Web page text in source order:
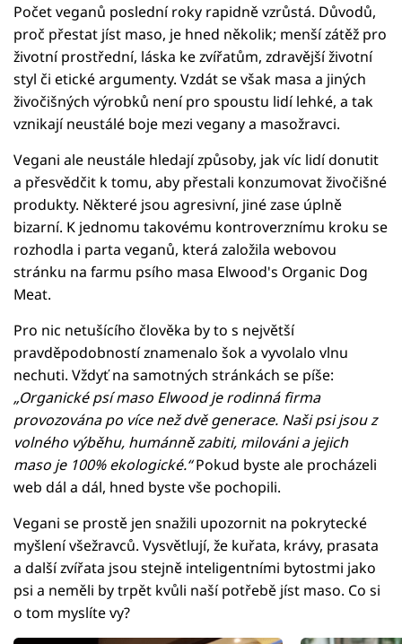
Počet veganů poslední roky rapidně vzrůstá. Důvodů,
proč přestat jíst maso, je hned několik; menší zátěž pro
životní prostřední, láska ke zvířatům, zdravější životní
styl či etické argumenty. Vzdát se však masa a jiných
živočišných výrobků není pro spoustu lidí lehké, a tak
vznikají neustálé boje mezi vegany a masožravci.
Vegani ale neustále hledají způsoby, jak víc lidí donutit
a přesvědčit k tomu, aby přestali konzumovat živočišné
produkty. Některé jsou agresivní, jiné zase úplně
bizarní. K jednomu takovému kontroverznímu kroku se
rozhodla i parta veganů, která založila webovou
stránku na farmu psího masa Elwood's Organic Dog
Meat.
Pro nic netušícího člověka by to s největší
pravděpodobností znamenalo šok a vyvolalo vlnu
nechuti. Vždyť na samotných stránkách se píše:
„Organické psí maso Elwood je rodinná firma
provozována po více než dvě generace. Naši psi jsou z
volného výběhu, humánně zabiti, milováni a jejich
maso je 100% ekologické.“Pokud byste ale procházeli
web dál a dál, hned byste vše pochopili.
Vegani se prostě jen snažili upozornit na pokrytecké
myšlení všežravců. Vysvětlují, že kuřata, krávy, prasata
a další zvířata jsou stejně inteligentními bytostmi jako
psi a neměli by trpět kvůli naší potřebě jíst maso. Co si
o tom myslíte vy?